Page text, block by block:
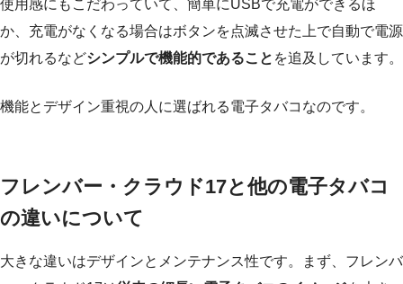
使用感にもこだわっていて、簡単にUSBで充電ができるほ
か、充電がなくなる場合はボタンを点滅させた上で自動で電源
が切れるなどシンプルで機能的であること を追及しています。
機能とデザイン重視の人に選ばれる電子タバコなのです。
フレンバー・クラウド17と他の電子タバコ
の違いについて
大きな違いはデザインとメンテナンス性です。まず、フレンバ